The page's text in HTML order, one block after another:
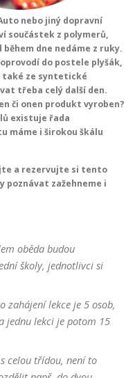
nebo jiný dopravní
součástek z polymerů,
dne nedáme z ruky.
do postele plyšák,
také ze syntetické
třeba celý další den.
či onen produkt vyroben?
existuje řada
máme i širokou škálu
a rezervujte si tento
poznávat zažehneme i
oběda budou
školy, jednotlivci si
zahájení lekce je 5 osob,
jednu lekci je potom 15
celou třídou, není to